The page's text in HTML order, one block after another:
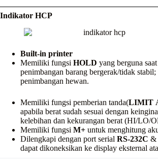
Indikator HCP
Built-in printer
Memiliki fungsi HOLD yang berguna saat
penimbangan barang bergerak/tidak stabil;
penimbangan hewan.
Memiliki fungsi pemberian tanda(LIMIT
apabila berat sudah sesuai dengan
kelebihan dan kekurangan berat (HI/LO/
Memiliki fungsi M+ untuk menghitung
Dilengkapi dengan port serial RS-232C &
dapat dikoneksikan ke display eksternal